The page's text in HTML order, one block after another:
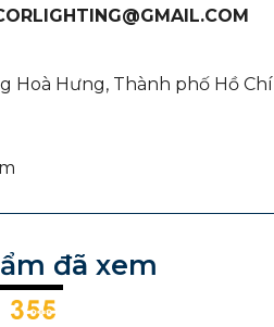
Hoà Hưng, Thành phố Hồ
đã xem